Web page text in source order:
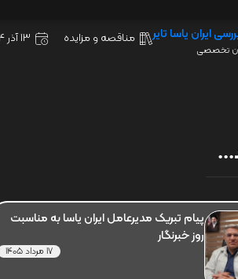
ایران یاسا تایر
تخصصی
مناقصه و مزایده 13 آذر 1404
پیام تبریک مدیرعامل ایران یاسا به مناسبت
روز خبرنگار
17 مرداد 1405